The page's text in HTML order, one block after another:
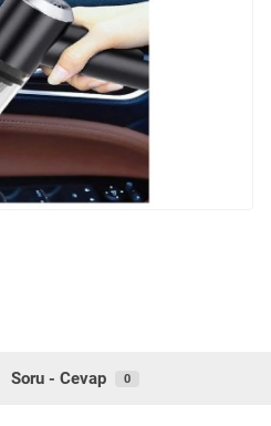
Soru - Cevap 0